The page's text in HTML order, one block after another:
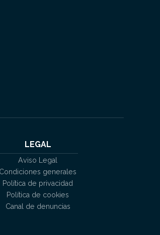
LEGAL
Aviso Legal
Condiciones generales
Política de privacidad
Política de cookies
Canal de denuncias